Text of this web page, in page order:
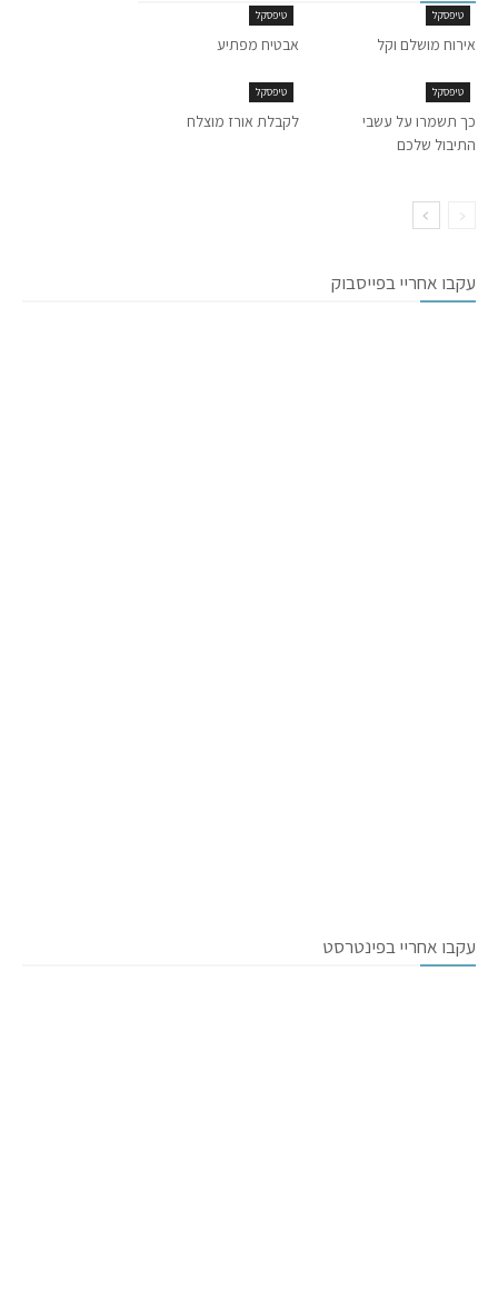
טיפסקל
אירוח מושלם וקל
טיפסקל
אבטיח מפתיע
טיפסקל
כך תשמרו על עשבי
התיבול שלכם
טיפסקל
לקבלת אורז מוצלח
עקבו אחריי בפייסבוק
עקבו אחריי בפינטרסט